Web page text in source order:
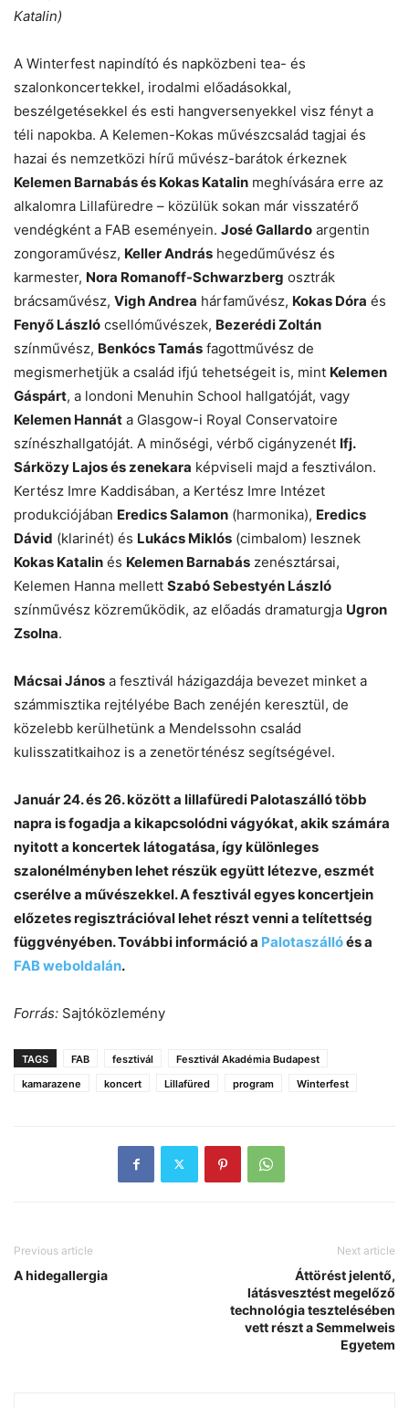
Katalin)
A Winterfest napindító és napközbeni tea- és
szalonkoncertekkel, irodalmi előadásokkal,
beszélgetésekkel és esti hangversenyekkel visz fényt a
téli napokba. A Kelemen-Kokas művészcsalád tagjai és
hazai és nemzetközi hírű művész-barátok érkeznek
Kelemen Barnabás és Kokas Katalin meghívására erre az
alkalomra Lillafüredre – közülük sokan már visszatérő
vendégként a FAB eseményein. José Gallardo argentin
zongoraművész, Keller András hegedűművész és
karmester, Nora Romanoff-Schwarzberg osztrák
brácsaművész, Vigh Andrea hárfaművész, Kokas Dóra és
Fenyő László csellóművészek, Bezerédi Zoltán
színművész, Benkócs Tamás fagottművész de
megismerhetjük a család ifjú tehetségeit is, mint Kelemen
Gáspárt, a londoni Menuhin School hallgatóját, vagy
Kelemen Hannát a Glasgow-i Royal Conservatoire
színészhallgatóját. A minőségi, vérbő cigányzenét Ifj.
Sárközy Lajos és zenekara képviseli majd a fesztiválon.
Kertész Imre Kaddisában, a Kertész Imre Intézet
produkciójában Eredics Salamon (harmonika), Eredics
Dávid (klarinét) és Lukács Miklós (cimbalom) lesznek
Kokas Katalin és Kelemen Barnabás zenésztársai,
Kelemen Hanna mellett Szabó Sebestyén László
színművész közreműködik, az előadás dramaturgja Ugron
Zsolna.
Mácsai János a fesztivál házigazdája bevezet minket a
számmisztika rejtélyébe Bach zenéjén keresztül, de
közelebb kerülhetünk a Mendelssohn család
kulisszatitkaihoz is a zenetörténész segítségével.
Január 24. és 26. között a lillafüredi Palotaszálló több
napra is fogadja a kikapcsolódni vágyókat, akik számára
nyitott a koncertek látogatása, így különleges
szalonélményben lehet részük együtt létezve, eszmét
cserélve a művészekkel. A fesztivál egyes koncertjein
előzetes regisztrációval lehet részt venni a telítettség
függvényében. További információ a Palotaszállóés a
FAB weboldalán.
Forrás: Sajtóközlemény
TAGS FAB fesztivál
Fesztivál Akadémia Budapest
kamarazene
koncert Lillafüred program Winterfest
Previous article
A hidegallergia
Next article
Áttörést jelentő,
látásvesztést megelőző
technológia tesztelésében
vett részt a Semmelweis
Egyetem